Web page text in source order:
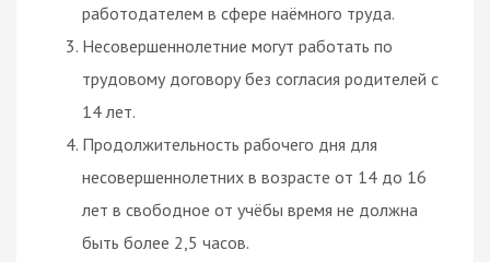
работодателем в сфере наёмного труда.
Несовершеннолетние могут работать по
трудовому договору без согласия родителей с
14 лет.
Продолжительность рабочего дня для
несовершеннолетних в возрасте от 14 до 16
лет в свободное от учёбы время не должна
быть более 2,5 часов.